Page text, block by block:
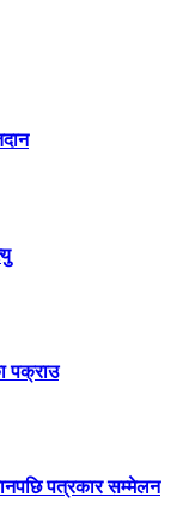
पक्राउ
पत्रकार सम्मेलन